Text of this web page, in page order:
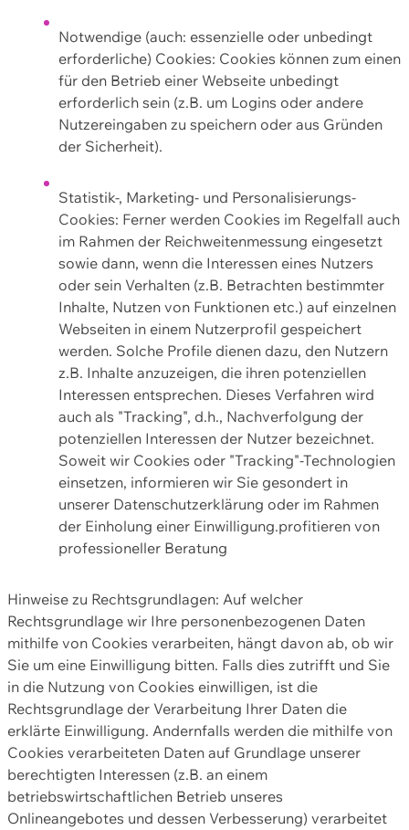
Notwendige (auch: essenzielle oder unbedingt
erforderliche) Cookies: Cookies können zum einen
für den Betrieb einer Webseite unbedingt
erforderlich sein (z.B. um Logins oder andere
Nutzereingaben zu speichern oder aus Gründen
der Sicherheit).
Statistik-, Marketing- und Personalisierungs-
Cookies: Ferner werden Cookies im Regelfall auch
im Rahmen der Reichweitenmessung eingesetzt
sowie dann, wenn die Interessen eines Nutzers
oder sein Verhalten (z.B. Betrachten bestimmter
Inhalte, Nutzen von Funktionen etc.) auf einzelnen
Webseiten in einem Nutzerprofil gespeichert
werden. Solche Profile dienen dazu, den Nutzern
z.B. Inhalte anzuzeigen, die ihren potenziellen
Interessen entsprechen. Dieses Verfahren wird
auch als "Tracking", d.h., Nachverfolgung der
potenziellen Interessen der Nutzer bezeichnet.
Soweit wir Cookies oder "Tracking"-Technologien
einsetzen, informieren wir Sie gesondert in
unserer Datenschutzerklärung oder im Rahmen
der Einholung einer Einwilligung.profitieren von
professioneller Beratung
Hinweise zu Rechtsgrundlagen: Auf welcher
Rechtsgrundlage wir Ihre personenbezogenen Daten
mithilfe von Cookies verarbeiten, hängt davon ab, ob wir
Sie um eine Einwilligung bitten. Falls dies zutrifft und Sie
in die Nutzung von Cookies einwilligen, ist die
Rechtsgrundlage der Verarbeitung Ihrer Daten die
erklärte Einwilligung. Andernfalls werden die mithilfe von
Cookies verarbeiteten Daten auf Grundlage unserer
berechtigten Interessen (z.B. an einem
betriebswirtschaftlichen Betrieb unseres
Onlineangebotes und dessen Verbesserung) verarbeitet